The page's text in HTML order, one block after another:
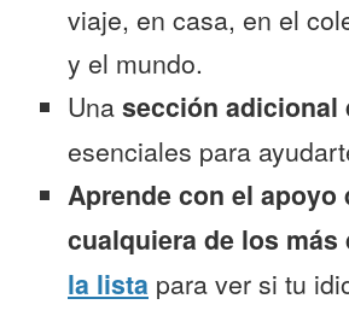
viaje, en casa, en el
y el mundo.
Una sección adicional
esenciales para
Aprende con el
cualquiera de los
la lista para ver si tu